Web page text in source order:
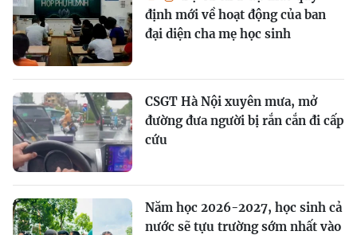
định mới về hoạt động của ban
đại diện cha mẹ học sinh
CSGT Hà Nội xuyên mưa, mở
đường đưa người bị rắn cắn đi cấp
cứu
Năm học 2026-2027, học sinh cả
nước sẽ tựu trường sớm nhất vào